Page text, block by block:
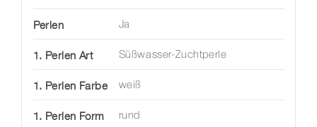
Perlen Ja
1. Perlen Art Süßwasser-Zuchtperle
1. Perlen Farbe weiß
1. Perlen Form rund